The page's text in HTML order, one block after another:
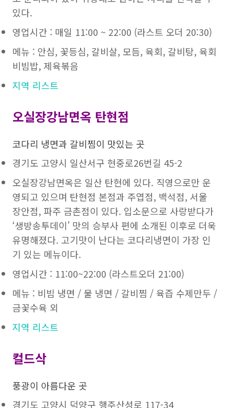
있다.
영업시간 : 매일 11:00 ~ 22:00 (라스트 오더 20:30)
메뉴 : 안심, 꽃등심, 갈비살, 모듬, 육회, 갈비탕, 육회
비빔밥, 제육볶음
지역 리스트
오실장강남면옥 탄현점
코다리 냉면과 갈비찜이 맛있는 곳
경기도 고양시 일산서구 현중로26번길 45-2
오실장강남면옥은 일산 탄현에 있다. 직영으로만 운
영되고 있으며 탄현점 본점과 주엽점, 백석점, 서울
장안점, 파주 금촌점이 있다. 입소문으로 사랑받다가
‘생방송투데이’ 맛의 승부사 편에 소개된 이후로 더욱
유명해졌다. 고기맛이 난다는 코다리냉면이 가장 인
기 있는 메뉴이다.
영업시간 : 11:00~22:00 (라스트오더 21:00)
메뉴 : 비빔 냉면 / 물 냉면 / 갈비찜 / 육즙 수제만두 /
금꽃수육 외
지역 리스트
컬드삭
풍광이 아름다운 곳
경기도 고양시 덕양구 행주산성로 117-34